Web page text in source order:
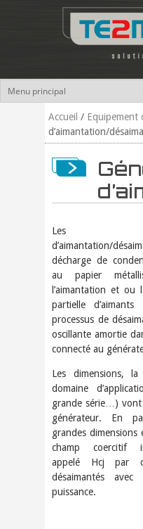
Aller au contenu principal
Accueil / Equipement
d’aimantation/
Les
d’aimantation/
décharge de
au papier
l’aimantation et ou
partielle
processus de
oscillante amortie
connecté au
Les dimensions,
domaine
grande série…) vont
générateur. En
grandes
champ coercitif
appelé Hcj par
désaimantés
puissance.